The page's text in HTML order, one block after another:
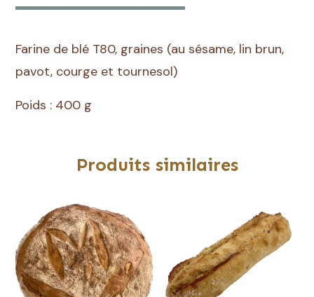
Farine de blé T80, graines (au sésame, lin brun,
pavot, courge et tournesol)
Poids : 400 g
Produits similaires
produit
a
plusieurs
variations.
Les